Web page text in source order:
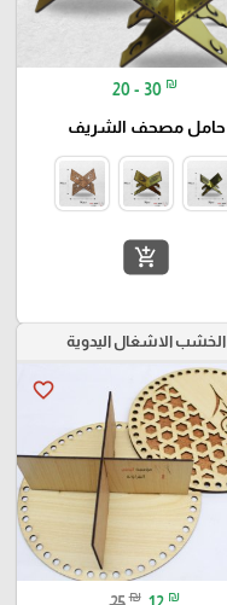
20 - 30 ₪
حامل مصحف الشريف
add_shopping_cart
الخشب الاشغال اليدوية
favorite_border
₪ ₪